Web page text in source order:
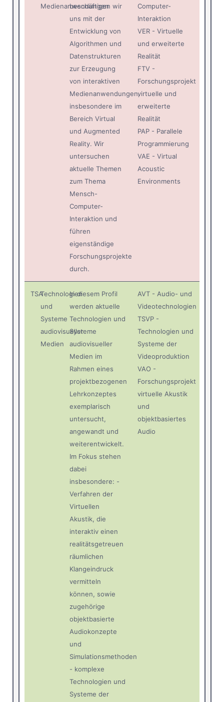
Medienanwendungen
beschäftigen wir
uns mit der
Entwicklung von
Algorithmen und
Datenstrukturen
zur Erzeugung
von interaktiven
Medienanwendungen,
insbesondere im
Bereich Virtual
und Augmented
Reality. Wir
untersuchen
aktuelle Themen
zum Thema
Mensch-
Computer-
Interaktion und
führen
eigenständige
Forschungsprojekte
durch.
Computer-
Interaktion
VER - Virtuelle
und erweiterte
Realität
FTV -
Forschungsprojekt
virtuelle und
erweiterte
Realität
PAP - Parallele
Programmierung
VAE - Virtual
Acoustic
Environments
TSATechnologien
und
Systeme
audiovisueller
Medien
In diesem Profil
werden aktuelle
Technologien und
Systeme
audiovisueller
Medien im
Rahmen eines
projektbezogenen
Lehrkonzeptes
exemplarisch
untersucht,
angewandt und
weiterentwickelt.
Im Fokus stehen
dabei
insbesondere: -
Verfahren der
Virtuellen
Akustik, die
interaktiv einen
realitätsgetreuen
räumlichen
Klangeindruck
vermitteln
können, sowie
zugehörige
objektbasierte
Audiokonzepte
und
Simulationsmethoden
- komplexe
Technologien und
Systeme der
AVT - Audio- und
Videotechnologien
TSVP -
Technologien und
Systeme der
Videoproduktion
VAO -
Forschungsprojekt
virtuelle Akustik
und
objektbasiertes
Audio